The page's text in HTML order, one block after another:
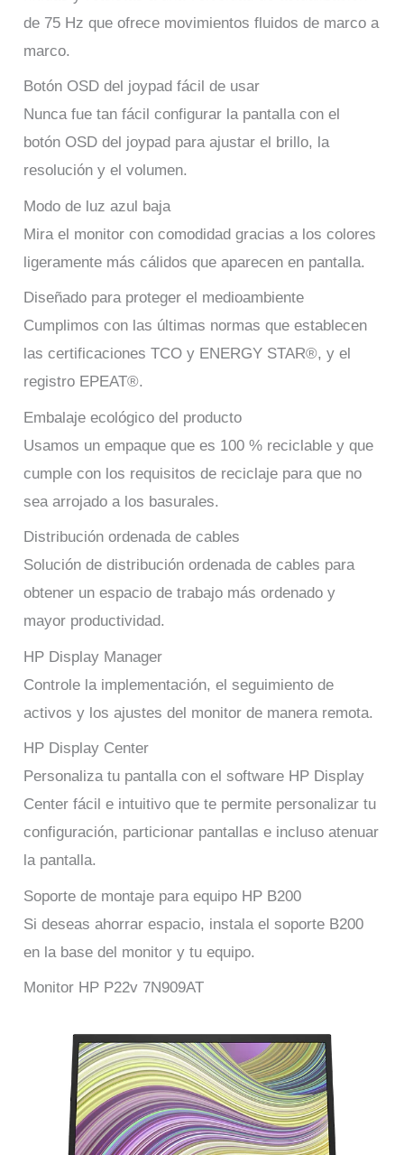
de 75 Hz que ofrece movimientos fluidos de marco a
marco.
Botón OSD del joypad fácil de usar
Nunca fue tan fácil configurar la pantalla con el
botón OSD del joypad para ajustar el brillo, la
resolución y el volumen.
Modo de luz azul baja
Mira el monitor con comodidad gracias a los colores
ligeramente más cálidos que aparecen en pantalla.
Diseñado para proteger el medioambiente
Cumplimos con las últimas normas que establecen
las certificaciones TCO y ENERGY STAR®, y el
registro EPEAT®.
Embalaje ecológico del producto
Usamos un empaque que es 100 % reciclable y que
cumple con los requisitos de reciclaje para que no
sea arrojado a los basurales.
Distribución ordenada de cables
Solución de distribución ordenada de cables para
obtener un espacio de trabajo más ordenado y
mayor productividad.
HP Display Manager
Controle la implementación, el seguimiento de
activos y los ajustes del monitor de manera remota.
HP Display Center
Personaliza tu pantalla con el software HP Display
Center fácil e intuitivo que te permite personalizar tu
configuración, particionar pantallas e incluso atenuar
la pantalla.
Soporte de montaje para equipo HP B200
Si deseas ahorrar espacio, instala el soporte B200
en la base del monitor y tu equipo.
Monitor HP P22v 7N909AT